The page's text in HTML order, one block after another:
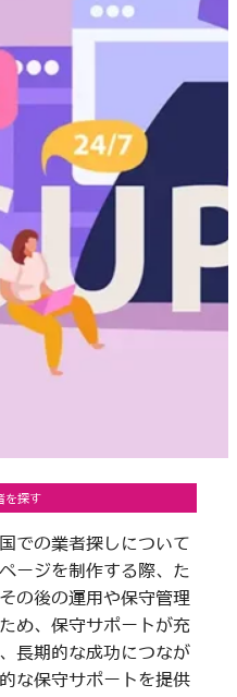
を探す
での業者探しについて
ージを制作する際、た
の後の運用や保守管理
め、保守サポートが充
長期的な成功につなが
な保守サポートを提供